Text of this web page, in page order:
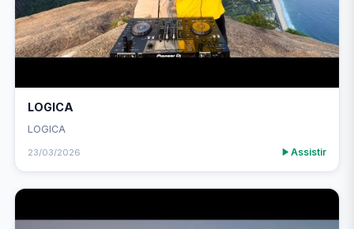
LOGICA
LOGICA
23/03/2026 Assistir